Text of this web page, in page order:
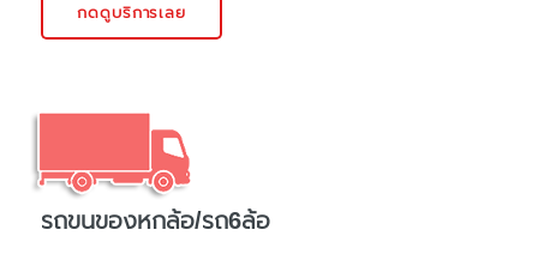
กดดูบริการเลย
รถขนของหกล้อ/รถ6ล้อ